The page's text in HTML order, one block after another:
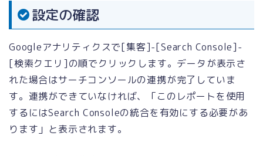
設定の確認
Googleアナリティクスで[集客]-[Search Console]-
[検索クエリ]の順でクリックします。データが表示さ
れた場合はサーチコンソールの連携が完了していま
す。連携ができていなければ、「このレポートを使用
するにはSearch Consoleの統合を有効にする必要があ
ります」と表示されます。